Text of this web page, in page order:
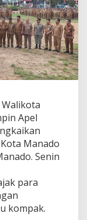
Apel
Manado
Senin
para
kompak.